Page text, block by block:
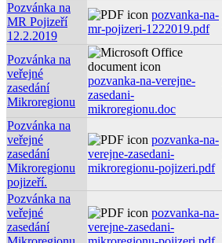
Pozvánka na
MR Pojizeří
12.2.2019
pozvanka-na-
mr-pojizeri-1222019.pdf
Pozvánka na
veřejné
zasedání
Mikroregionu
pozvanka-na-verejne-
zasedani-
mikroregionu.doc
Pozvánka na
veřejné
zasedání
Mikroregionu
pojizeří.
pozvanka-na-
verejne-zasedani-
mikroregionu-pojizeri.pdf
Pozvánka na
veřejné
zasedání
pozvanka-na-
verejne-zasedani-